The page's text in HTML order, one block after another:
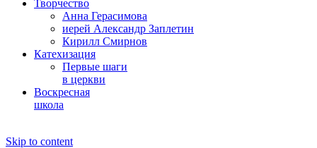
Творчество
Анна Герасимова
иерей Александр Заплетин
Кирилл Смирнов
Катехизация
Первые шаги
в церкви
Воскресная
школа
Skip to content